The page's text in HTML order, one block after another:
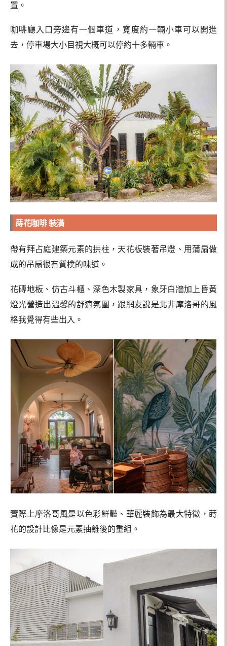
置。
咖啡廳入口旁邊有一個車道，寬度約一輛小車可以開進
去，停車場大小目視大概可以停約十多輛車。
蒔花咖啡 裝潢
帶有拜占庭建築元素的拱柱，天花板裝著吊燈、用蒲扇做
成的吊扇很有質樸的味道。
花磚地板、仿古斗櫃、深色木製家具，象牙白牆加上昏黃
燈光營造出溫馨的舒適氛圍，跟網友說是北非摩洛哥的風
格我覺得有些出入。
實際上摩洛哥風是以色彩鮮豔、華麗裝飾為最大特徵，蒔
花的設計比像是元素抽離後的重組。